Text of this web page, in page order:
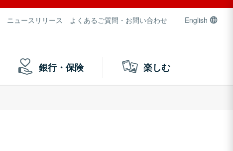
ニュースリリース よくあるご質問・お問い合わせ English
銀行・保険 楽しむ